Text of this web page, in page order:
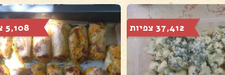
37,412 צפיות 5,108 צפיות